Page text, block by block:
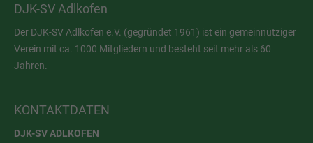
DJK-SV Adlkofen
Der DJK-SV Adlkofen e.V. (gegründet 1961) ist ein gemeinnütziger
Verein mit ca. 1000 Mitgliedern und besteht seit mehr als 60
Jahren.
KONTAKTDATEN
DJK-SV ADLKOFEN